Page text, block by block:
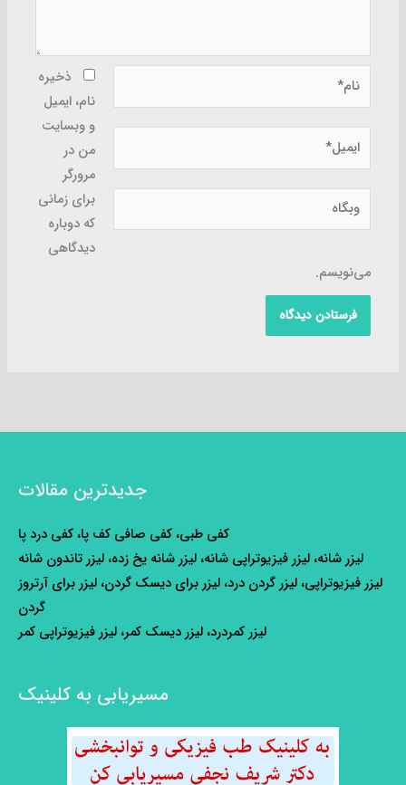
نام*
ایمیل*
وبگاه
ذخیره
نام، ایمیل
و وبسایت
من در
مرورگر
برای زمانی
که دوباره
دیدگاهی
می‌نویسم.
جدیدترین مقالات
کفی طبی، کفی صافی کف پا، کفی درد پا
لیزر شانه، لیزر فیزیوتراپی شانه، لیزر شانه یخ زده، لیزر تاندون شانه
لیزر فیزیوتراپی، لیزر گردن درد، لیزر برای دیسک گردن، لیزر برای آرتروز
گردن
لیزر کمردرد، لیزر دیسک کمر، لیزر فیزیوتراپی کمر
مسیریابی به کلینیک